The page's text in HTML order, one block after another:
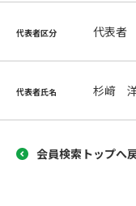
代表者区分 代表者
代表者氏名 杉﨑
会員検索トップへ